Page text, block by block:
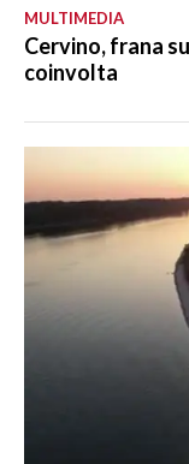
MULTIMEDIA
Cervino, frana
coinvolta